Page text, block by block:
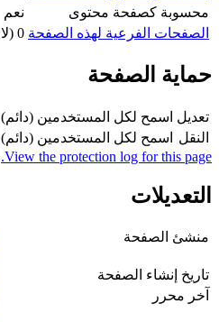
محسوبة كصفحة محتوى
نعم
الصفحات الفرعية لهذه الصفحة 0 (لا تحويلات؛ 0 من غير التحويلات)
حماية الصفحة
تعديل اسمح لكل المستخدمين (دائم)
النقل
اسمح لكل المستخدمين (دائم)
View the protection log for this page.
التعديلات
منشئ الصفحة
تاريخ إنشاء الصفحة
آخر محرر